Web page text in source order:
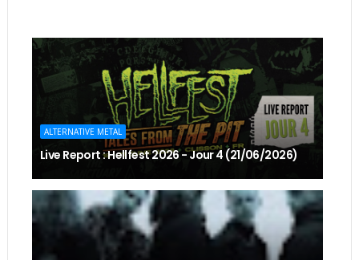
ALTERNATIVE METAL
Live Report : Hellfest 2026 - Jour 4 (21/06/2026)